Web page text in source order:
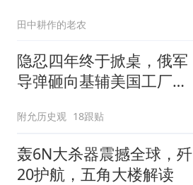
田中耕作的老农
隐忍四年终于掀桌，俄军
导弹砸向基辅美国工厂，
附允历史观 18跟贴
轰6N大杀器震撼全球，歼
20护航，五角大楼解读